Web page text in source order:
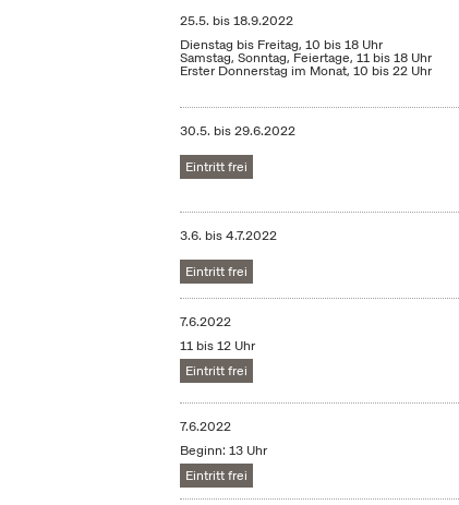
25.5. bis18.9.2022
Dienstag bis Freitag, 10 bis 18 Uhr
Samstag, Sonntag, Feiertage, 11 bis 18 Uhr
Erster Donnerstag im Monat, 10 bis 22 Uhr
30.5. bis29.6.2022
Eintritt frei
3.6. bis4.7.2022
Eintritt frei
7.6.2022
11 bis 12 Uhr
Eintritt frei
7.6.2022
Beginn: 13 Uhr
Eintritt frei